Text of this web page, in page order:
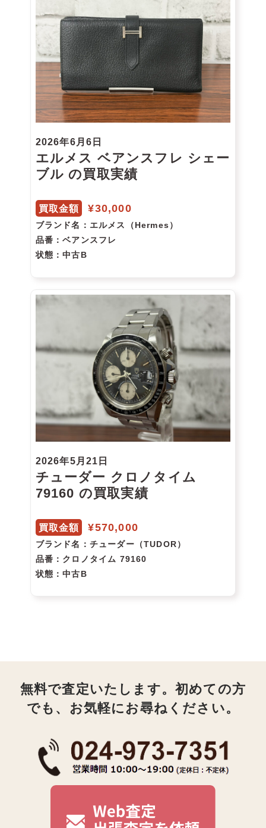
2026年6月6日
エルメス ベアンスフレ シェー
ブル の買取実績
買取金額 ¥30,000
ブランド名 ：エルメス（Hermes）
品番 ：ベアンスフレ
状態 ：中古B
2026年5月21日
チューダー クロノタイム
79160 の買取実績
買取金額 ¥570,000
ブランド名 ：チューダー（TUDOR）
品番 ：クロノタイム 79160
状態 ：中古B
無料で査定いたします。初めての方
でも、お気軽にお尋ねください。